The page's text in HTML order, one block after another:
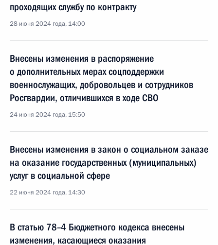
проходящих службу по контракту
28 июня 2024 года, 14:00
Внесены изменения в распоряжение
о дополнительных мерах соцподдержки
военнослужащих, добровольцев и сотрудников
Росгвардии, отличившихся в ходе СВО
24 июня 2024 года, 15:50
Внесены изменения в закон о социальном заказе
на оказание государственных (муниципальных)
услуг в социальной сфере
22 июня 2024 года, 14:30
В статью 78–4 Бюджетного кодекса внесены
изменения, касающиеся оказания